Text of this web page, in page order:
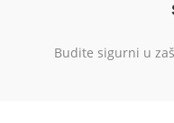
Budite sigurni u